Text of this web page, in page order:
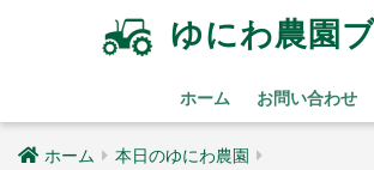
ゆにわ農園
ホーム お問い合わせ
ホーム 本日のゆにわ農園